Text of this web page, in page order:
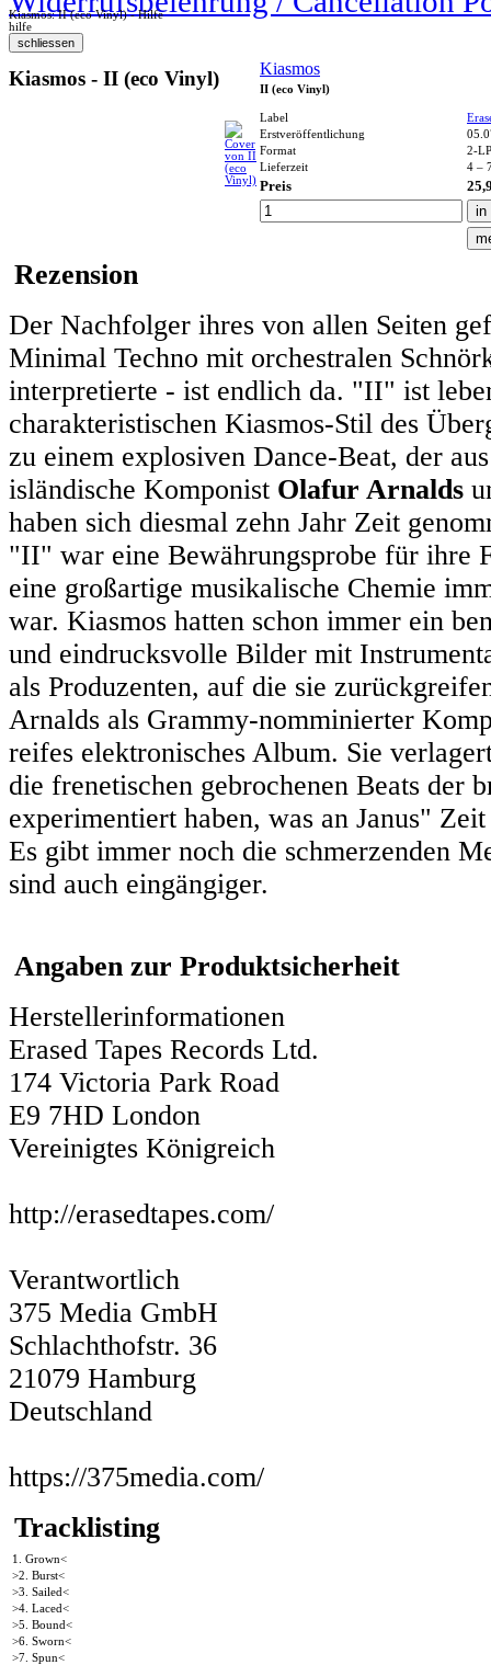
Kiasmos: II (eco Vinyl) - Hilfe
hilfe
Kiasmos - II (eco Vinyl) Kiasmos
II (eco Vinyl)
Label
Erstveröffentlichung
Format
2-LP
Lieferzeit
4 –
Preis
Rezension
Der Nachfolger ihres von allen Seiten
Minimal Techno mit orchestralen
interpretierte - ist endlich da. "II" ist
charakteristischen Kiasmos-Stil des
zu einem explosiven Dance-Beat, der
isländische Komponist Olafur Arnalds
haben sich diesmal zehn Jahr Zeit
"II" war eine Bewährungsprobe für ihre
eine großartige musikalische Chemie
war. Kiasmos hatten schon immer ein
und eindrucksvolle Bilder mit
als Produzenten, auf die sie
Arnalds als Grammy-nomminierter
reifes elektronisches Album. Sie
die frenetischen gebrochenen Beats der
experimentiert haben, was an Janus"
Es gibt immer noch die schmerzenden
sind auch eingängiger.
Angaben zur Produktsicherheit
Herstellerinformationen
Erased Tapes Records Ltd.
174 Victoria Park Road
E9 7HD London
Vereinigtes Königreich
http://erasedtapes.com/
Verantwortlich
375 Media GmbH
Schlachthofstr. 36
21079 Hamburg
Deutschland
https://375media.com/
Tracklisting
1. Grown<
>2. Burst<
>3. Sailed<
>4. Laced<
>5. Bound<
>6. Sworn<
>7. Spun<